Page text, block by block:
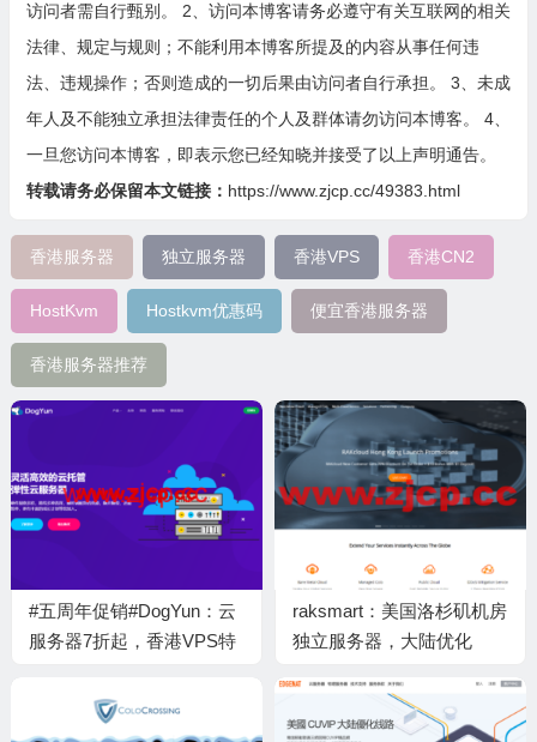
访问者需自行甄别。 2、访问本博客请务必遵守有关互联网的相关
法律、规定与规则；不能利用本博客所提及的内容从事任何违
法、违规操作；否则造成的一切后果由访问者自行承担。 3、未成
年人及不能独立承担法律责任的个人及群体请勿访问本博客。 4、
一旦您访问本博客，即表示您已经知晓并接受了以上声明通告。
转载请务必保留本文链接： https://www.zjcp.cc/49383.html
香港服务器 独立服务器 香港VPS 香港CN2
HostKvm Hostkvm优惠码 便宜香港服务器
香港服务器推荐
#五周年促销#DogYun：云
服务器7折起，香港VPS特
减100元，充100元送10元
raksmart：美国洛杉矶机房
独立服务器，大陆优化
cn2线路回国），机器性能/
流媒体/线路等测评数据分